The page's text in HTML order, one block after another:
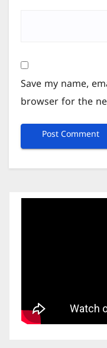
Save my name,
browser for the